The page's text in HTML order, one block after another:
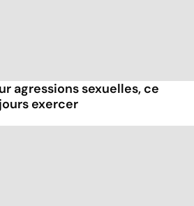
agressions sexuelles, ce
exercer